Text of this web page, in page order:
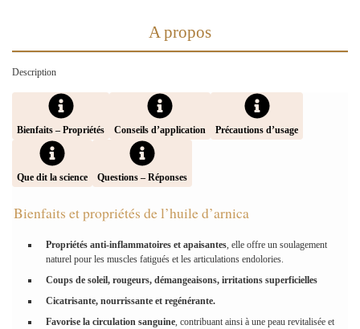
A propos
Description
Bienfaits – Propriétés Conseils d’application Précautions d’usage
Que dit la science Questions – Réponses
Bienfaits et propriétés de l’huile d’arnica
Propriétés anti-inflammatoires et apaisantes, elle offre un soulagement
naturel pour les muscles fatigués et les articulations endolories.
Coups de soleil, rougeurs, démangeaisons, irritations superficielles
Cicatrisante, nourrissante et regénérante.
Favorise la circulation sanguine, contribuant ainsi à une peau revitalisée et